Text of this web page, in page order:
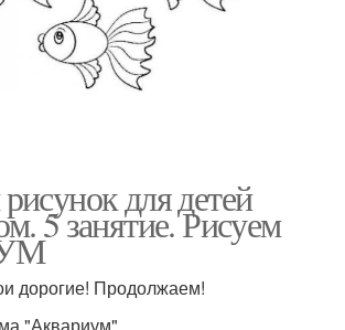
для детей
5 занятие. Рисуем
дорогие! Продолжаем!
"Аквариум"